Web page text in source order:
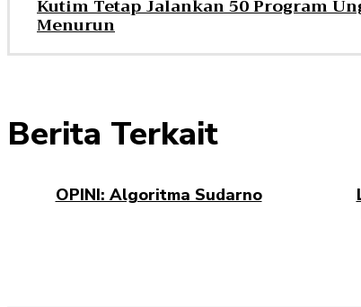
Kutim Tetap Jalankan 50 Program
Menurun
Berita Terkait
OPINI: Algoritma Sudarno